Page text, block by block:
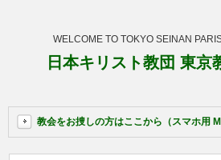
WELCOME TO TOKYO SEINAN
日本キリスト教団 東京
教会をお捜しの方はここから（スマホ用